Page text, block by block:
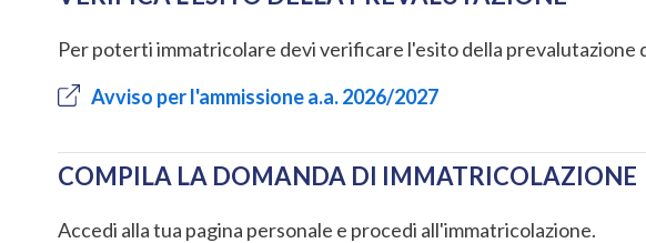
Per poterti immatricolare devi verificare l'esito della prevalutazione
Avviso per l'ammissione a.a. 2026/2027
COMPILA LA DOMANDA DI IMMATRICOLAZIONE
Accedi alla tua pagina personale e procedi all'immatricolazione.